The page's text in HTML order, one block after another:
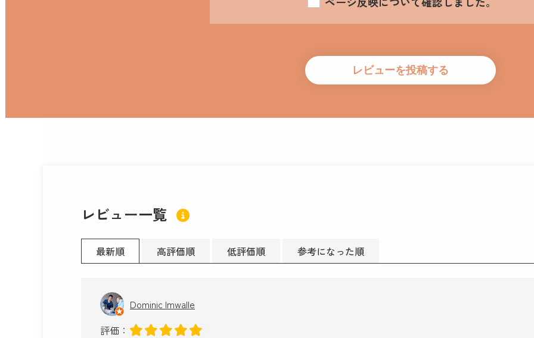
レビュー一覧
最新順 高評価順 低評価順 参考になった順
Dominic Imwalle
評価：